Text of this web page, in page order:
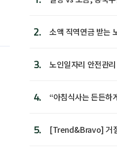
2.
소액 직역연금 받는
3.
노인일자리 안전관
4.
“아침식사는 든든하
5.
[Trend&Bravo] 거